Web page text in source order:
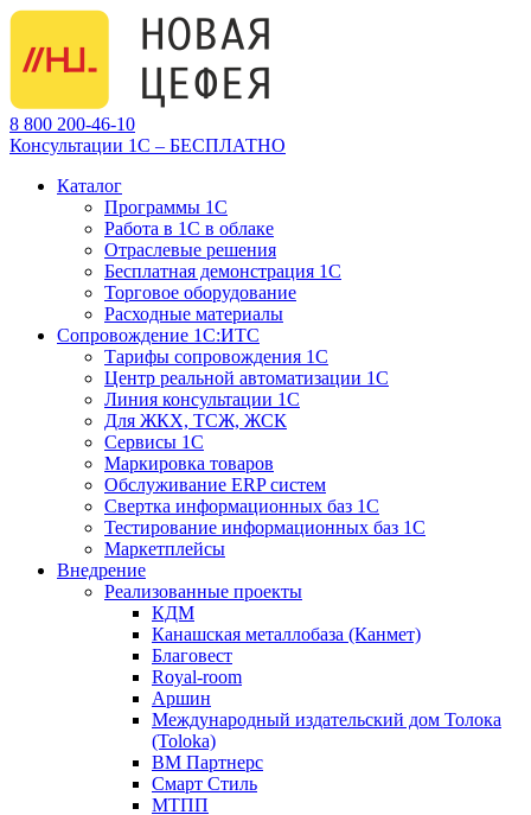
8 800 200-46-10
Консультации 1С – БЕСПЛАТНО
Каталог
Программы 1С
Работа в 1С в облаке
Отраслевые решения
Бесплатная демонстрация 1С
Торговое оборудование
Расходные материалы
Сопровождение 1С:ИТС
Тарифы сопровождения 1С
Центр реальной автоматизации 1С
Линия консультации 1С
Для ЖКХ, ТСЖ, ЖСК
Сервисы 1С
Маркировка товаров
Обслуживание ERP систем
Свертка информационных баз 1С
Тестирование информационных баз 1С
Маркетплейсы
Внедрение
Реализованные проекты
КДМ
Канашская металлобаза (Канмет)
Благовест
Royal-room
Аршин
Международный издательский дом Толока
(Toloka)
ВМ Партнерс
Смарт Стиль
МТПП